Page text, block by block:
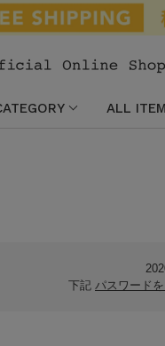
ALL
下記 パスワード